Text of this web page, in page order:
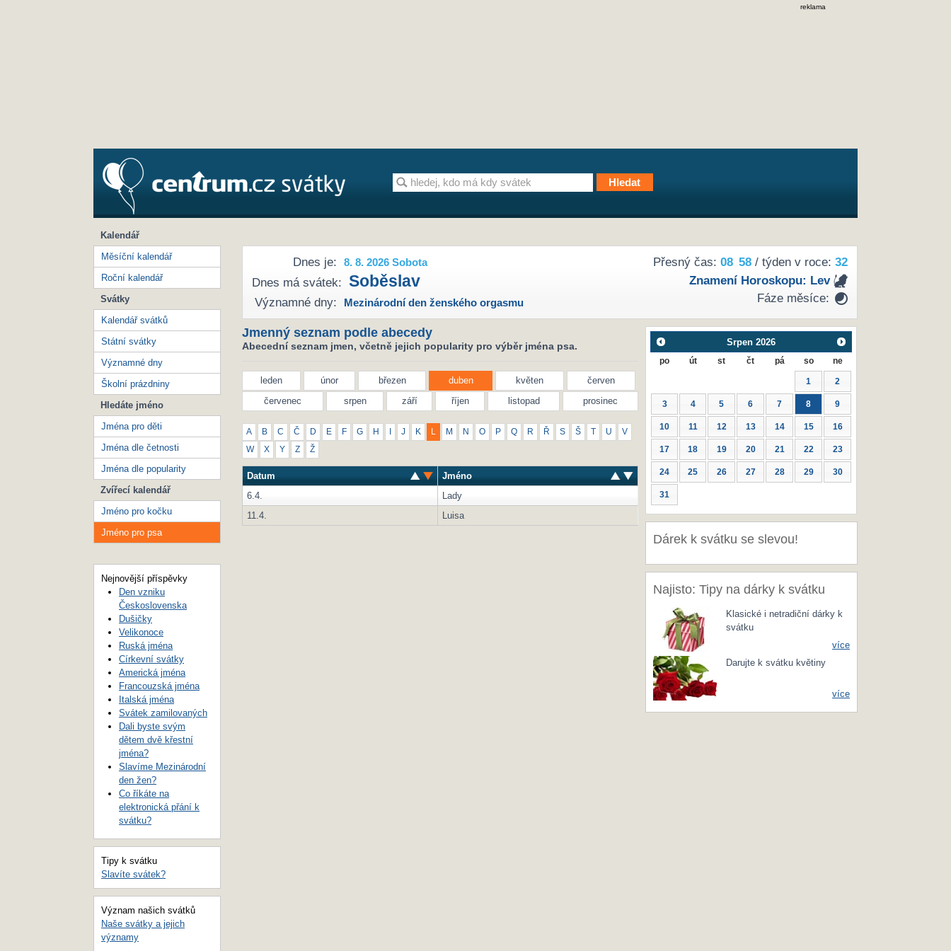
reklama
Přesný čas: 08 58/ týden v roce: 32
Znamení Horoskopu: Lev
Fáze měsíce:
Dnes je: 8. 8. 2026 Sobota
Dnes má svátek: Soběslav
Významné dny: Mezinárodní den ženského orgasmu
Jmenný seznam podle abecedy
Abecední seznam jmen, včetně jejich popularity pro výběr jména psa.
leden únor březen duben květen
červen
červenec
srpen září říjen listopad prosinec
A B C Č D E F G H J K M N O P Q R Ř S Š T U V
W X Y Z Ž
Datum
Jméno
6.4.
Lady
11.4.
Luisa
Srpen 2026
po út st čt pá so ne
1 2
3 4 5 6 7 8 9
10 11 12 13 14 15 16
17 18 19 20 21 22 23
24 25 26 27 28 29 30
31
Dárek k svátku se slevou!
Najisto: Tipy na dárky k svátku
Klasické i netradiční dárky k
svátku
více
Darujte k svátku květiny
více
Kalendář
Měsíční kalendář
Roční kalendář
Svátky
Kalendář svátků
Státní svátky
Významné dny
Školní prázdniny
Hledáte jméno
Jména pro děti
Jména dle četnosti
Jména dle popularity
Zvířecí kalendář
Jméno pro kočku
Jméno pro psa
Nejnovější příspěvky
Den vzniku
Československa
Dušičky
Velikonoce
Ruská jména
Církevní svátky
Americká jména
Francouzská jména
Italská jména
Svátek zamilovaných
Dali byste svým
dětem dvě křestní
jména?
Slavíme Mezinárodní
den žen?
Co říkáte na
elektronická přání k
svátku?
Tipy k svátku
Slavíte svátek?
Význam našich svátků
Naše svátky a jejich
významy